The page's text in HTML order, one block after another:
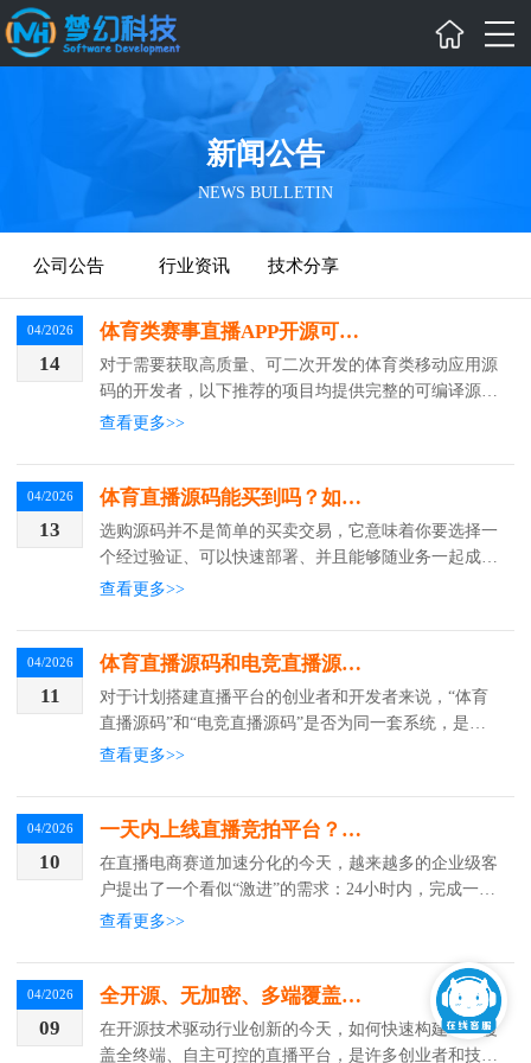
新闻公告
NEWS BULLETIN
公司公告 行业资讯 技术分享
04/2026
14
体育类赛事直播APP开源可修改代码项目推荐与选型指南
对于需要获取高质量、可二次开发的体育类移动应用源
码的开发者，以下推荐的项目均提供完整的可编译源代
码，并支持根据开源协议进行自定义修改。所有项目均
查看更多>>
04/2026
13
体育直播源码能买到吗？如何专业选购一套真正可用的系统？
选购源码并不是简单的买卖交易，它意味着你要选择一
个经过验证、可以快速部署、并且能够随业务一起成长
的技术基础。一套理想的体育直播源码，应该具备高并
商业授权。下面从几个核心维度，帮你建立一套实用的
选购思路。
查看更多>>
04/2026
11
体育直播源码和电竞直播源码是同一个系统吗？现成一套源码，两个模块
对于计划搭建直播平台的创业者和开发者来说，“体育
直播源码”和“电竞直播源码”是否为同一套系统，是一
个在项目启动阶段经常遇到的问题。直观来看，传统体
差异，似乎需要两套完全独立的系统来支撑。但实际的
技术实现路径，往往比表面看起来更加集约和高效。
查看更多>>
04/2026
10
一天内上线直播竞拍平台？这份源码方案让你彻底告别平台抽成与数据风险
在直播电商赛道加速分化的今天，越来越多的企业级客
户提出了一个看似“激进”的需求：24小时内，完成一套
功能完备、可独立运营的直播竞拍系统部署。 这并非
查看更多>>
04/2026
09
全开源、无加密、多端覆盖：如何快速获取一套完整的游戏直播系统源码？
在开源技术驱动行业创新的今天，如何快速构建一个覆
盖全终端、自主可控的直播平台，是许多创业者和技术